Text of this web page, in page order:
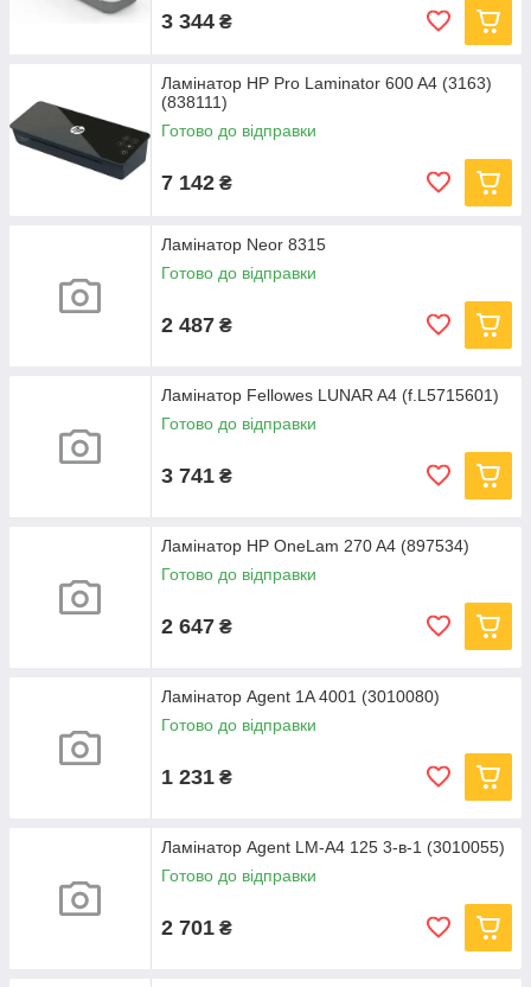
3 344 ₴
Ламінатор HP Pro Laminator 600 A4 (3163)
(838111)
Готово до відправки
7 142 ₴
Ламінатор Neor 8315
Готово до відправки
2 487 ₴
Ламінатор Fellowes LUNAR A4 (f.L5715601)
Готово до відправки
3 741 ₴
Ламінатор HP OneLam 270 A4 (897534)
Готово до відправки
2 647 ₴
Ламінатор Agent 1A 4001 (3010080)
Готово до відправки
1 231 ₴
Ламінатор Agent LM-A4 125 3-в-1 (3010055)
Готово до відправки
2 701 ₴